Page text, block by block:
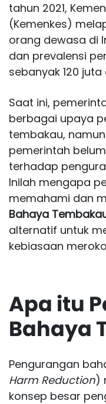
tahun 2021,
(Kemenkes)
orang dewasa di
dan prevalensi
sebanyak 120 juta
Saat ini,
berbagai upaya
tembakau,
pemerintah
terhadap
Inilah mengapa
memahami dan
Bahaya
alternatif untuk
kebiasaan
Apa itu
Bahaya
Pengurangan
Harm Reduction)
konsep besar